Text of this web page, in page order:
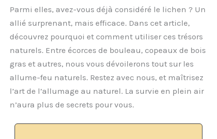
Parmi elles, avez-vous déjà considéré le lichen ? Un
allié surprenant, mais efficace. Dans cet article,
découvrez pourquoi et comment utiliser ces trésors
naturels. Entre écorces de bouleau, copeaux de bois
gras et autres, nous vous dévoilerons tout sur les
allume-feu naturels. Restez avec nous, et maîtrisez
l’art de l’allumage au naturel. La survie en plein air
n’aura plus de secrets pour vous.